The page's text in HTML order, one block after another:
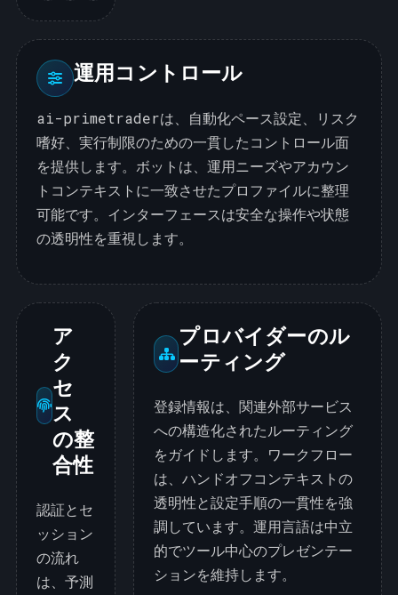
運用コントロール
ai-primetraderは、自動化ペース設定、リスク
嗜好、実行制限のための一貫したコントロール面
を提供します。ボットは、運用ニーズやアカウン
トコンテキストに一致させたプロファイルに整理
可能です。インターフェースは安全な操作や状態
の透明性を重視します。
ア
ク
セ
ス
の整
合性
認証とセ
ッション
の流れ
は、予測
プロバイダーのル
ーティング
登録情報は、関連外部サービス
への構造化されたルーティング
をガイドします。ワークフロー
は、ハンドオフコンテキストの
透明性と設定手順の一貫性を強
調しています。運用言語は中立
的でツール中心のプレゼンテー
ションを維持します。